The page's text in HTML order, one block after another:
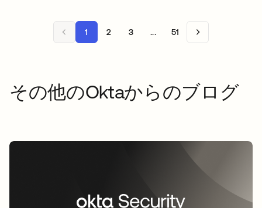
1 2 3 ... 51
その他のOktaからのブログ